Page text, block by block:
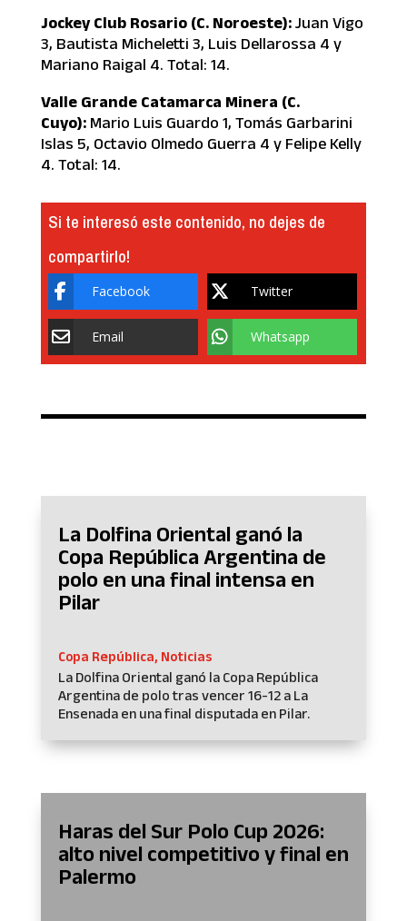
Jockey Club Rosario (C. Noroeste): Juan Vigo
3, Bautista Micheletti 3, Luis Dellarossa 4 y
Mariano Raigal 4. Total: 14.
Valle Grande Catamarca Minera (C.
Cuyo): Mario Luis Guardo 1, Tomás Garbarini
Islas 5, Octavio Olmedo Guerra 4 y Felipe Kelly
4. Total: 14.
Si te interesó este contenido, no dejes de
compartirlo!
Facebook Twitter
Email Whatsapp
La Dolfina Oriental ganó la
Copa República Argentina de
polo en una final intensa en
Pilar
Copa República, Noticias
La Dolfina Oriental ganó la Copa República
Argentina de polo tras vencer 16-12 a La
Ensenada en una final disputada en Pilar.
Haras del Sur Polo Cup 2026:
alto nivel competitivo y final en
Palermo